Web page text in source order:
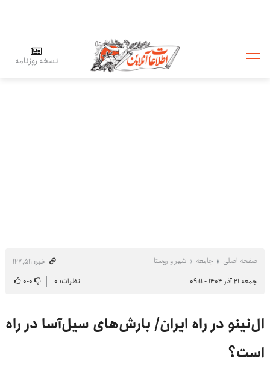
نسخه روزنامه
صفحه اصلی جامعه شهر و روستا
خبر: ۱۲۷٬۵۱۱
جمعه ۲۱ آذر ۱۴۰۴ - ۰۹:۱۱
نظرات: ۰ ۰-۰
ال‌نینو در راه ایران/ بارش‌های سیل‌آسا در راه
است؟